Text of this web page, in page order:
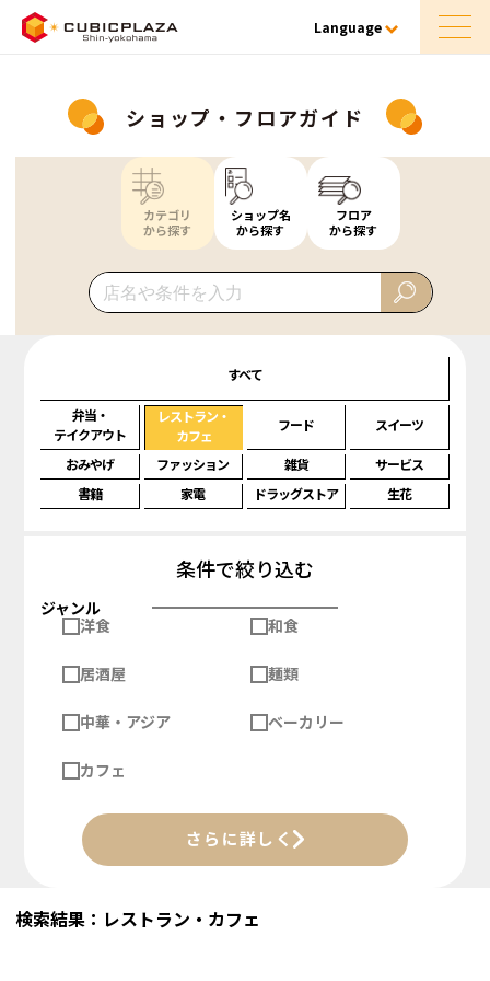
Language
ショップ・フロアガイド
カテゴリ
から探す
ショップ名
から探す
フロア
から探す
すべて
弁当・
テイクアウト
レストラン・
カフェ
フード スイーツ
おみやげ ファッション 雑貨
サービス
書籍
家電 ドラッグストア 生花
条件で絞り込む
ジャンル
洋食
和食
居酒屋 麺類
中華・アジア ベーカリー
カフェ
さらに詳しく
検索結果：レストラン・カフェ